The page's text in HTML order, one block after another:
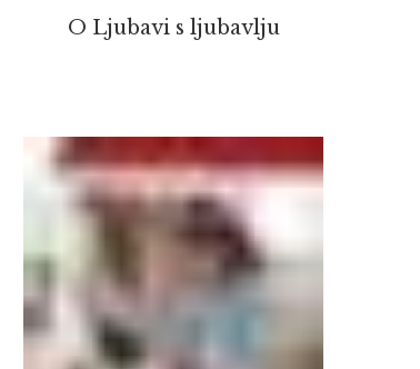
O Ljubavi s ljubavlju